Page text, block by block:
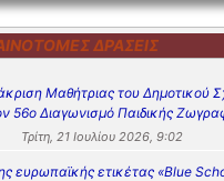
ΔΡΆΣΕΙΣ
Μαθήτριας του Δημοτικού
56ο Διαγωνισμό Παιδικής
Τρίτη, 21 Ιουλίου 2026, 9:02
ευρωπαϊκής ετικέτας «Blue